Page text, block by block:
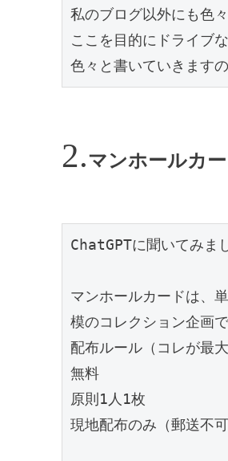
私のブログ以外にも色
ここを目的にドライブ
色々と書いていきます
マンホールカ
ChatGPTに聞いてみま
マンホールカードは、
模のコレクション企画
配布ルール（コレが最大
無料
原則1人1枚
現地配布のみ（郵送不可